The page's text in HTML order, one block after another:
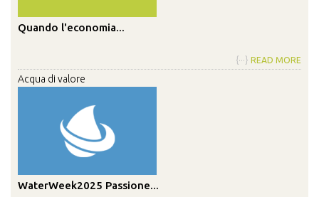
Quando l'economia...
{···} READ MORE
Acqua di valore
WaterWeek2025 Passione...